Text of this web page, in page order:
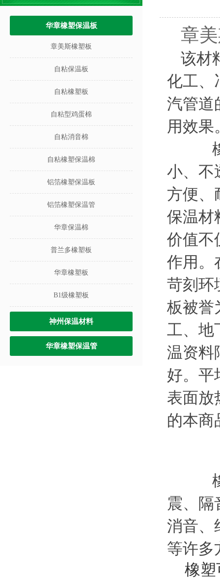
华章橡塑保温板
章美斯橡塑板
自粘保温板
自粘橡塑板
自粘型鸡蛋棉
自粘消音棉
自粘橡塑保温棉
铝箔橡塑保温板
铝箔橡塑保温管
华章保温棉
普兰多橡塑板
华章橡塑板
B1级橡塑板
神州保温材料
华章橡塑保温管
章
该材
化工、
汽管道
用效果
橡
小、不
方便、
保温材
价值不
作用。
苛刻环
板被誉
工、地
温资料
好。平
表面放
的本商
橡
震、隔
消音、
等许多
橡塑